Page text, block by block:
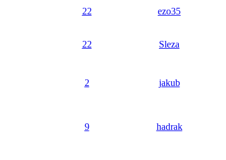
22 ezo35
22 Sleza
2 jakub
9 hadrak